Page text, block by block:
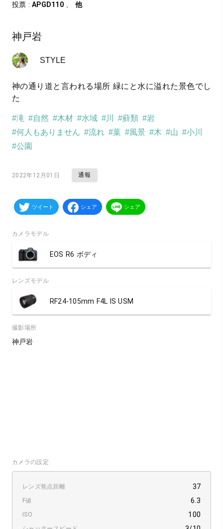
投票 :APGD110、 他
神戸岩
STYLE
神の通り道と言われる場所 緑にと水に溢れた景色でし
た
#滝 #自然 #木材 #水域 #川 #蘚類 #岩
#何人もありません #流れ #葉 #風景 #木 #山 #小川
#公園
2022年12月01日 通報
ツイート シェア シェア
カメラモデル
EOS R6 ボディ
レンズモデル
RF24-105mm F4L IS USM
撮影場所
神戸岩
カメラの設定
レンズ焦点距離 37
F値 6.3
ISO 100